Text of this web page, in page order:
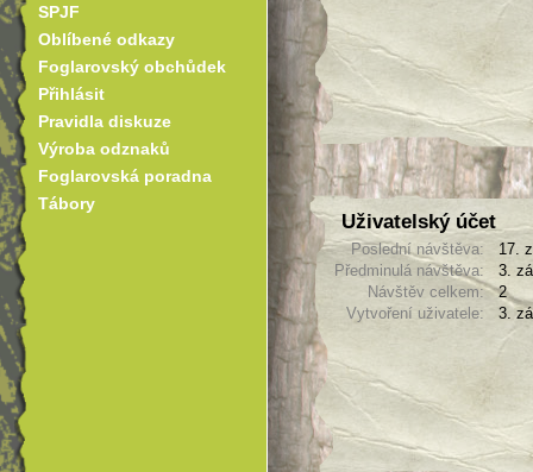
Uživatelský účet
Poslední návštěva:
17.
Předminulá návštěva:
3.
Návštěv celkem: 2
Vytvoření uživatele:
3.
SPJF
Oblíbené odkazy
Foglarovský obchůdek
Přihlásit
Pravidla diskuze
Výroba odznaků
Foglarovská poradna
Tábory